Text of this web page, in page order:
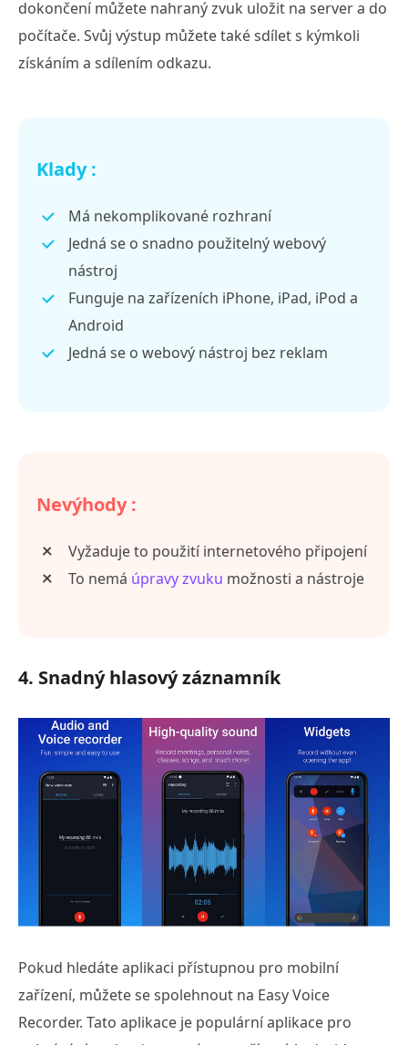
dokončení můžete nahraný zvuk uložit na server a do
počítače. Svůj výstup můžete také sdílet s kýmkoli
získáním a sdílením odkazu.
Klady :
Má nekomplikované rozhraní
Jedná se o snadno použitelný webový
nástroj
Funguje na zařízeních iPhone, iPad, iPod a
Android
Jedná se o webový nástroj bez reklam
Nevýhody :
Vyžaduje to použití internetového připojení
To nemá úpravy zvuku možnosti a nástroje
4. Snadný hlasový záznamník
Pokud hledáte aplikaci přístupnou pro mobilní
zařízení, můžete se spolehnout na Easy Voice
Recorder. Tato aplikace je populární aplikace pro